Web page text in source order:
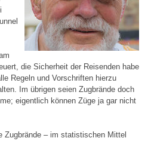
die Sicherheit der Reisenden habe
Regeln und Vorschriften hierzu
Im übrigen seien Zugbrände doch
eigentlich können Züge ja gar nicht
Zugbrände – im statistischen Mittel